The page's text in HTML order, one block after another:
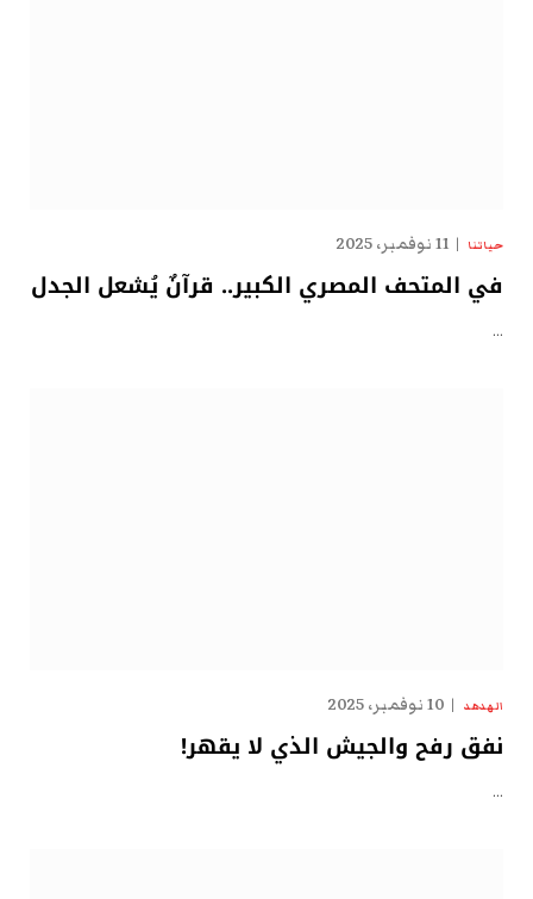
حياتنا 11 نوفمبر، 2025
في المتحف المصري الكبير.. قرآنٌ يُشعل الجدل
…
الهدهد 10 نوفمبر، 2025
نفق رفح والجيش الذي لا يقهر!
…